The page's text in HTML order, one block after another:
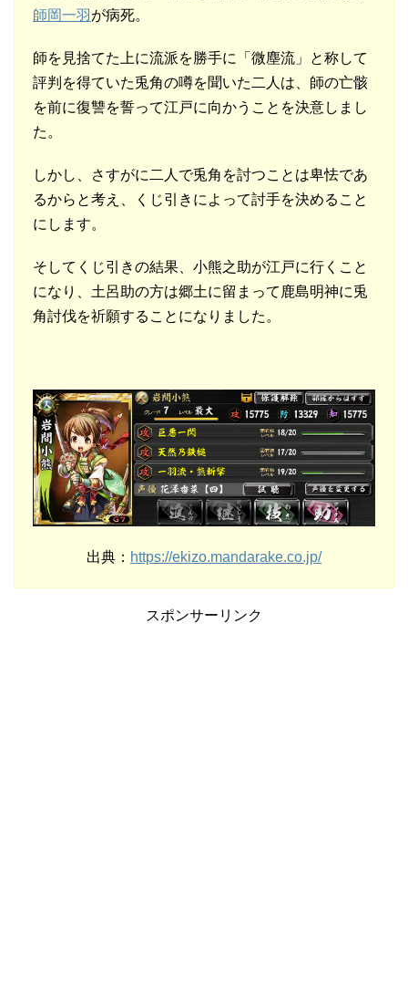
師岡一羽 が病死。
師を見捨てた上に流派を勝手に「微塵流」と称して
評判を得ていた兎角の噂を聞いた二人は、師の亡骸
を前に復讐を誓って江戸に向かうことを決意しまし
た。
しかし、さすがに二人で兎角を討つことは卑怯であ
るからと考え、くじ引きによって討手を決めること
にします。
そしてくじ引きの結果、小熊之助が江戸に行くこと
になり、土呂助の方は郷土に留まって鹿島明神に兎
角討伐を祈願することになりました。
出典： https://ekizo.mandarake.co.jp/
スポンサーリンク